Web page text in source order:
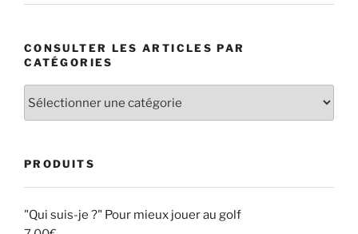
CONSULTER LES ARTICLES PAR
CATÉGORIES
catégories
PRODUITS
"Qui suis-je ?" Pour mieux jouer au golf